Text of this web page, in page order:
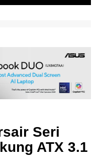
Seri
ATX 3.1